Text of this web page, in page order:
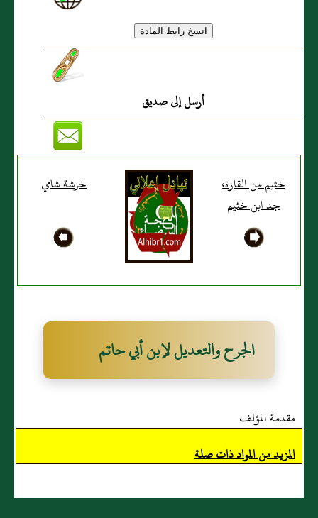
أرسل إلى صديق
خثيم من القارة،
جد ابن خثيم
خرشة شامي
الجرح والتعديل لإبن أبي حاتم
مقدمة المؤلف
المزيد من المواد ذات صلة